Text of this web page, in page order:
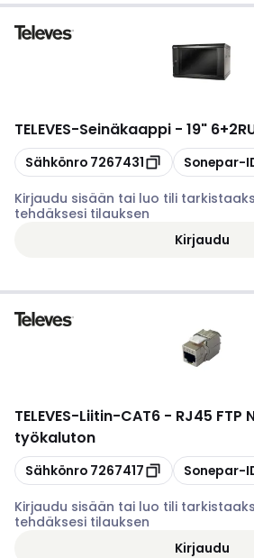
TELEVES-Seinäkaappi - 19"
Kopioi
Sähkönro 7267431 Kopioi
Sonepar-
Kirjaudu sisään tai luo tili
tehdäksesi tilauksen
Kirjaudu
TELEVES-Liitin-CAT6 - RJ45 FTP
työkaluton
Kopioi
Sähkönro 7267417 Kopioi
Sonepar-
Kirjaudu sisään tai luo tili
tehdäksesi tilauksen
Kirjaudu